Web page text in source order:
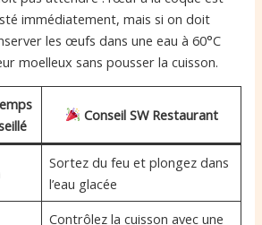
immédiatement, mais si on doit
les œufs dans une eau à 60°C
moelleux sans pousser la cuisson.
Conseil SW Restaurant
Sortez du feu et plongez dans
l’eau glacée
Contrôlez la cuisson avec une